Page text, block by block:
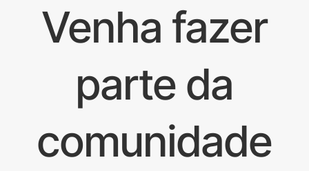
Venha fazer
parte da
comunidade